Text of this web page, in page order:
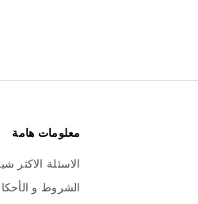
معلومات هامة
الاسئلة الاكثر
الشروط و